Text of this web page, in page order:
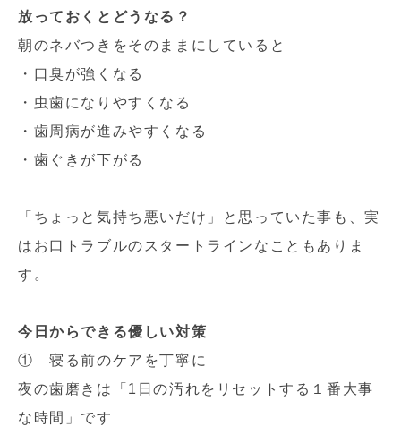
放っておくとどうなる？
朝のネバつきをそのままにしていると
・口臭が強くなる
・虫歯になりやすくなる
・歯周病が進みやすくなる
・歯ぐきが下がる
「ちょっと気持ち悪いだけ」と思っていた事も、実
はお口トラブルのスタートラインなこともありま
す。
今日からできる優しい対策
① 寝る前のケアを丁寧に
夜の歯磨きは「1日の汚れをリセットする１番大事
な時間」です